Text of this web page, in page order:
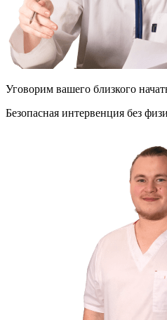
Уговорим вашего близкого
Безопасная интервенция без